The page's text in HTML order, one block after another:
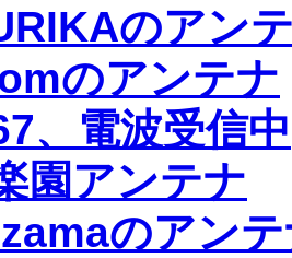
のアン
のアンテナ
、電波受信中
園アンテナ
のアン